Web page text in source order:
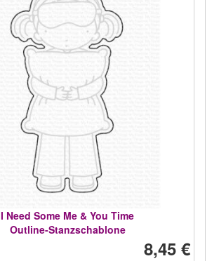
I Need Some Me & You Time
Outline-Stanzschablone
8,45 €